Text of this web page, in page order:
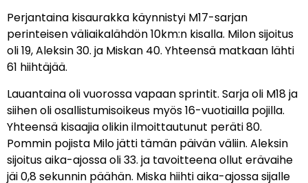
Perjantaina kisaurakka käynnistyi M17-sarjan
perinteisen väliaikalähdön 10km:n kisalla. Milon sijoitus
oli 19, Aleksin 30. ja Miskan 40. Yhteensä matkaan lähti
61 hiihtäjää.
Lauantaina oli vuorossa vapaan sprintit. Sarja oli M18 ja
siihen oli osallistumisoikeus myös 16-vuotiailla pojilla.
Yhteensä kisaajia olikin ilmoittautunut peräti 80.
Pommin pojista Milo jätti tämän päivän väliin. Aleksin
sijoitus aika-ajossa oli 33. ja tavoitteena ollut erävaihe
jäi 0,8 sekunnin päähän. Miska hiihti aika-ajossa sijalle